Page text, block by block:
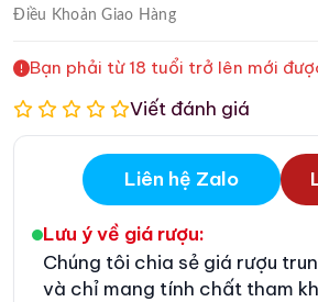
Điều KhoảnGiao Hàng
Bạn phải từ 18 tuổi trở lên mới
Viết đánh giá
Liên hệ Zalo
Lưu ý về giá rượu:
Chúng tôi chia sẻ giá rượu
và chỉ mang tính chất tham